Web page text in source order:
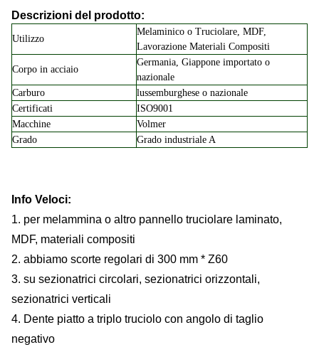
Descrizioni del prodotto:
Utilizzo
Melaminico o Truciolare, MDF,
Lavorazione Materiali Compositi
Corpo in acciaio
Germania, Giappone importato o
nazionale
Carburo
lussemburghese o nazionale
Certificati
ISO9001
Macchine
Volmer
Grado
Grado industriale A
Info Veloci:
1. per melammina o altro pannello truciolare laminato,
MDF, materiali compositi
2. abbiamo scorte regolari di 300 mm * Z60
3. su sezionatrici circolari, sezionatrici orizzontali,
sezionatrici verticali
4. Dente piatto a triplo truciolo con angolo di taglio
negativo